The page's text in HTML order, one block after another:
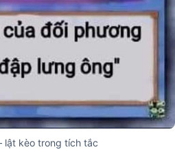
lật kèo trong tích tắc